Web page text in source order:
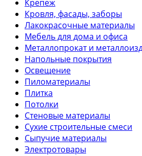
Крепеж
Кровля, фасады, заборы
Лакокрасочные материалы
Мебель для дома и офиса
Металлопрокат и
Напольные покрытия
Освещение
Пиломатериалы
Плитка
Потолки
Стеновые материалы
Сухие строительные смеси
Сыпучие материалы
Электротовары